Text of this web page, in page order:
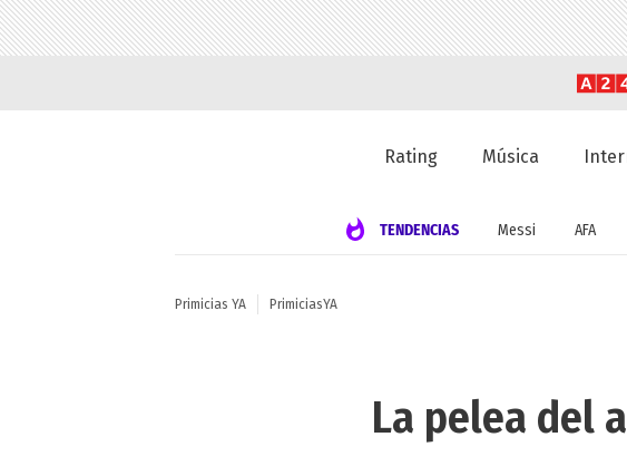
Rating Música
TENDENCIAS Messi AFA
Primicias YA PrimiciasYA
La pelea del